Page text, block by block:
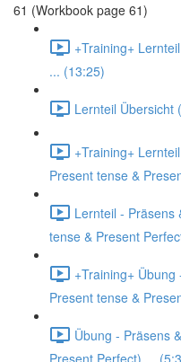
61 (Workbook page 61)
+Training+
... (13:25)
Lernteil Übersicht
+Training+
Present tense &
Lernteil - Präsens
tense & Present
+Training+
Present tense &
Übung - Präsens
Present Perfect) ...